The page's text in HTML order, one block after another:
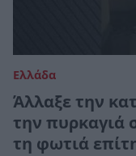
Ελλάδα
Άλλαξε την
την πυρκαγιά
τη φωτιά